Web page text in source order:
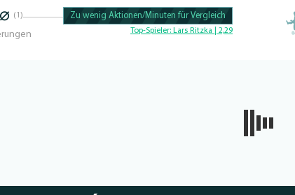
(1)
100.40650406504% Complete
Zu wenig Aktionen/Minuten für Vergleich
Top-Spieler: Lars Ritzka | 2,29